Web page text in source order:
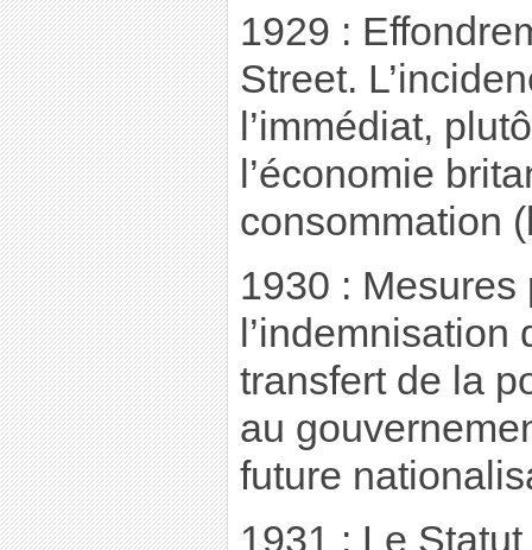
1929 :
Street.
l’immédiat,
l’économie
consommation
1930 : Mesures
transfert de la
au
future
1931 : Le